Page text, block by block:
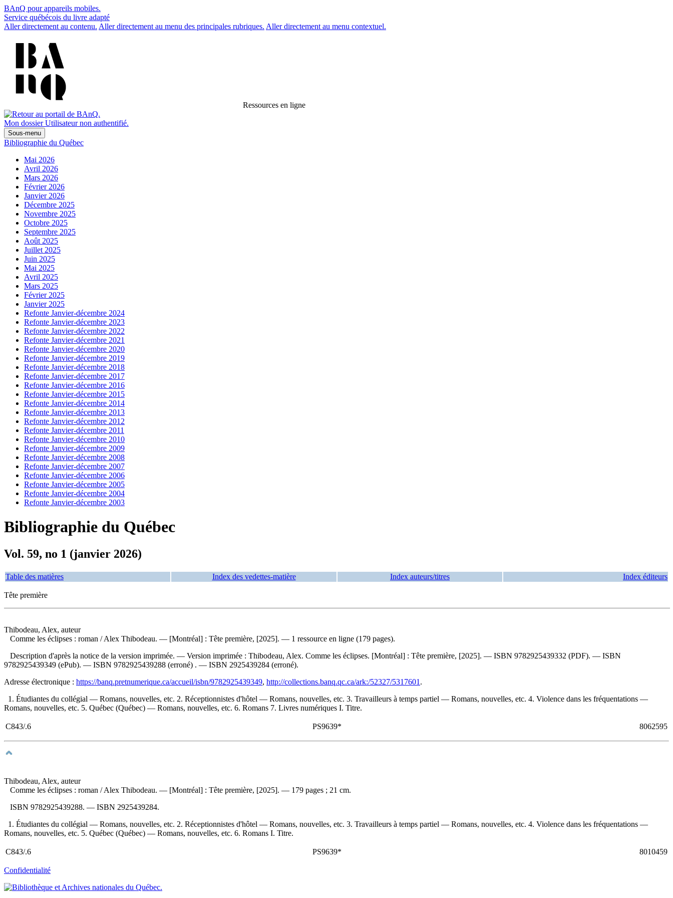
BAnQ pour appareils mobiles.
Service québécois du livre adapté
Aller directement au contenu. Aller directement au menu des principales rubriques. Aller directement au menu contextuel.
Ressources en ligne
Mon dossier Utilisateur non authentifié.
Sous-menu
Bibliographie du Québec
Mai 2026
Avril 2026
Mars 2026
Février 2026
Janvier 2026
Décembre 2025
Novembre 2025
Octobre 2025
Septembre 2025
Août 2025
Juillet 2025
Juin 2025
Mai 2025
Avril 2025
Mars 2025
Février 2025
Janvier 2025
Refonte Janvier-décembre 2024
Refonte Janvier-décembre 2023
Refonte Janvier-décembre 2022
Refonte Janvier-décembre 2021
Refonte Janvier-décembre 2020
Refonte Janvier-décembre 2019
Refonte Janvier-décembre 2018
Refonte Janvier-décembre 2017
Refonte Janvier-décembre 2016
Refonte Janvier-décembre 2015
Refonte Janvier-décembre 2014
Refonte Janvier-décembre 2013
Refonte Janvier-décembre 2012
Refonte Janvier-décembre 2011
Refonte Janvier-décembre 2010
Refonte Janvier-décembre 2009
Refonte Janvier-décembre 2008
Refonte Janvier-décembre 2007
Refonte Janvier-décembre 2006
Refonte Janvier-décembre 2005
Refonte Janvier-décembre 2004
Refonte Janvier-décembre 2003
Bibliographie du Québec
Vol. 59, no 1 (janvier 2026)
Table des matières Index des vedettes-matière Index auteurs/titres Index éditeurs
Tête première
Thibodeau, Alex, auteur
Comme les éclipses : roman / Alex Thibodeau. — [Montréal] : Tête première, [2025]. — 1 ressource en ligne (179 pages).
Description d'après la notice de la version imprimée. — Version imprimée : Thibodeau, Alex. Comme les éclipses. [Montréal] : Tête première, [2025]. — ISBN 9782925439332 (PDF). — ISBN
9782925439349 (ePub). — ISBN 9782925439288 (erroné) . — ISBN 2925439284 (erroné).
Adresse électronique : https://banq.pretnumerique.ca/accueil/isbn/9782925439349, http://collections.banq.qc.ca/ark:/52327/5317601 .
1. Étudiantes du collégial — Romans, nouvelles, etc. 2. Réceptionnistes d'hôtel — Romans, nouvelles, etc. 3. Travailleurs à temps partiel — Romans, nouvelles, etc. 4. Violence dans les fréquentations —
Romans, nouvelles, etc. 5. Québec (Québec) — Romans, nouvelles, etc. 6. Romans 7. Livres numériques I. Titre.
C843/.6 PS9639* 8062595
Thibodeau, Alex, auteur
Comme les éclipses : roman / Alex Thibodeau. — [Montréal] : Tête première, [2025]. — 179 pages ; 21 cm.
ISBN 9782925439288. — ISBN 2925439284.
1. Étudiantes du collégial — Romans, nouvelles, etc. 2. Réceptionnistes d'hôtel — Romans, nouvelles, etc. 3. Travailleurs à temps partiel — Romans, nouvelles, etc. 4. Violence dans les fréquentations —
Romans, nouvelles, etc. 5. Québec (Québec) — Romans, nouvelles, etc. 6. Romans I. Titre.
C843/.6 PS9639* 8010459
Confidentialité